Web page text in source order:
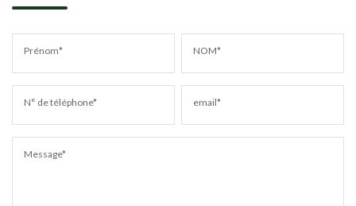
Prénom* NOM*
N° de téléphone* email*
Message*